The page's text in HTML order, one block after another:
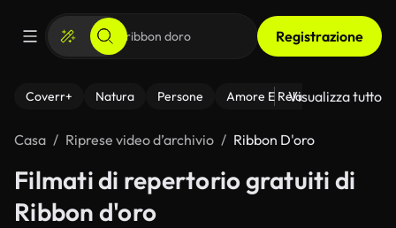
Registrazione
Coverr+ Natura Persone Amore E Relazioni Il
Visualizza tutto
Casa Riprese video d’archivio Ribbon D'oro
Filmati di repertorio gratuiti di
Ribbon d'oro